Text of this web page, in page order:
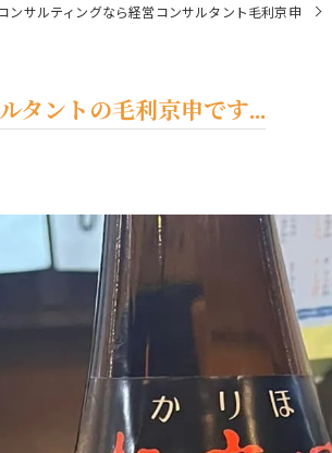
ンサルティングなら経営コンサルタント毛利京申
タントの毛利京申です...